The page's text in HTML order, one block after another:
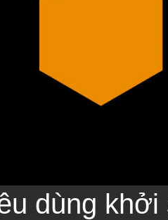
dùng khởi